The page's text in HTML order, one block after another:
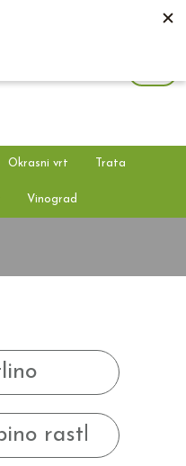
Okrasni vrt Trata
Vinograd